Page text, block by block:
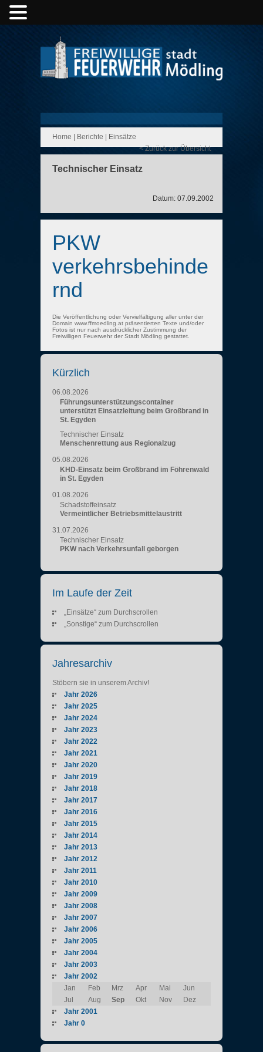
Home Berichte
Einsätze
< Zurück zur Übersicht
Technischer Einsatz
Datum: 07.09.2002
PKW
verkehrsbehinde
rnd
Die Veröffentlichung oder Vervielfältigung aller unter der
Domain www.ffmoedling.at präsentierten Texte und/oder
Fotos ist nur nach ausdrücklicher Zustimmung der
Freiwilligen Feuerwehr der Stadt Mödling gestattet.
Kürzlich
06.08.2026
Führungsunterstützungscontainer
unterstützt Einsatzleitung beim Großbrand in
St. Egyden
Technischer Einsatz
Menschenrettung aus Regionalzug
05.08.2026
KHD-Einsatz beim Großbrand im Föhrenwald
in St. Egyden
01.08.2026
Schadstoffeinsatz
Vermeintlicher Betriebsmittelaustritt
31.07.2026
Technischer Einsatz
PKW nach Verkehrsunfall geborgen
Im Laufe der Zeit
„Einsätze“ zum Durchscrollen
„Sonstige“ zum Durchscrollen
Jahresarchiv
Stöbern sie in unserem Archiv!
Jahr 2026
Jahr 2025
Jahr 2024
Jahr 2023
Jahr 2022
Jahr 2021
Jahr 2020
Jahr 2019
Jahr 2018
Jahr 2017
Jahr 2016
Jahr 2015
Jahr 2014
Jahr 2013
Jahr 2012
Jahr 2011
Jahr 2010
Jahr 2009
Jahr 2008
Jahr 2007
Jahr 2006
Jahr 2005
Jahr 2004
Jahr 2003
Jahr 2002
Jan
Feb Mrz Apr Mai
Jun
Jul
Aug Sep Okt Nov
Dez
Jahr 2001
Jahr 0